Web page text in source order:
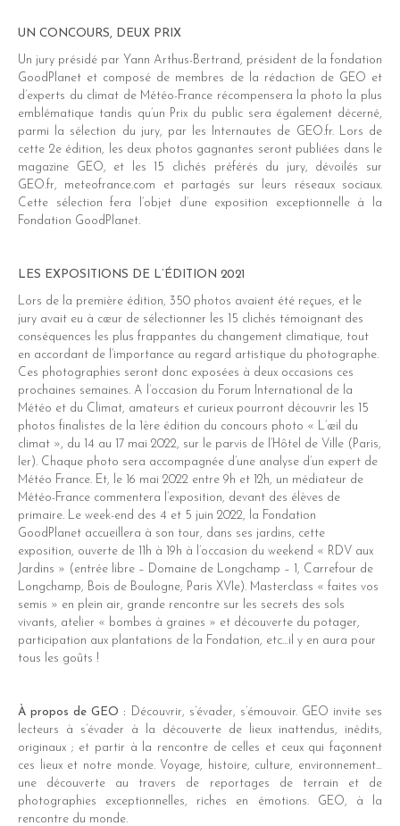
UN CONCOURS, DEUX PRIX
Un jury présidé par Yann Arthus-Bertrand, président de la fondation
GoodPlanet et composé de membres de la rédaction de GEO et
d’experts du climat de Météo-France récompensera la photo la plus
emblématique tandis qu’un Prix du public sera également décerné,
parmi la sélection du jury, par les Internautes de GEO.fr. Lors de
cette 2e édition, les deux photos gagnantes seront publiées dans le
magazine GEO, et les 15 clichés préférés du jury, dévoilés sur
GEO.fr, meteofrance.com et partagés sur leurs réseaux sociaux.
Cette sélection fera l’objet d’une exposition exceptionnelle à la
Fondation GoodPlanet.
LES EXPOSITIONS DE L’ÉDITION 2021
Lors de la première édition, 350 photos avaient été reçues, et le
jury avait eu à cœur de sélectionner les 15 clichés témoignant des
conséquences les plus frappantes du changement climatique, tout
en accordant de l’importance au regard artistique du photographe.
Ces photographies seront donc exposées à deux occasions ces
prochaines semaines. A l’occasion du Forum International de la
Météo et du Climat, amateurs et curieux pourront découvrir les 15
photos finalistes de la 1ère édition du concours photo « L’œil du
climat », du 14 au 17 mai 2022, sur le parvis de l’Hôtel de Ville (Paris,
Ier). Chaque photo sera accompagnée d’une analyse d’un expert de
Météo France. Et, le 16 mai 2022 entre 9h et 12h, un médiateur de
Météo-France commentera l’exposition, devant des élèves de
primaire. Le week-end des 4 et 5 juin 2022, la Fondation
GoodPlanet accueillera à son tour, dans ses jardins, cette
exposition, ouverte de 11h à 19h à l’occasion du weekend « RDV aux
Jardins » (entrée libre – Domaine de Longchamp – 1, Carrefour de
Longchamp, Bois de Boulogne, Paris XVIe). Masterclass « faites vos
semis » en plein air, grande rencontre sur les secrets des sols
vivants, atelier « bombes à graines » et découverte du potager,
participation aux plantations de la Fondation, etc…il y en aura pour
tous les goûts !
À propos de GEO :
Découvrir, s’évader, s’émouvoir. GEO invite ses
lecteurs à s’évader à la découverte de lieux inattendus, inédits,
originaux ; et partir à la rencontre de celles et ceux qui façonnent
ces lieux et notre monde. Voyage, histoire, culture, environnement…
une découverte au travers de reportages de terrain et de
photographies exceptionnelles, riches en émotions. GEO, à la
rencontre du monde.